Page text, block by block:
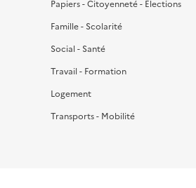
Papiers - Citoyenneté - Élections
Famille - Scolarité
Social - Santé
Travail - Formation
Logement
Transports - Mobilité